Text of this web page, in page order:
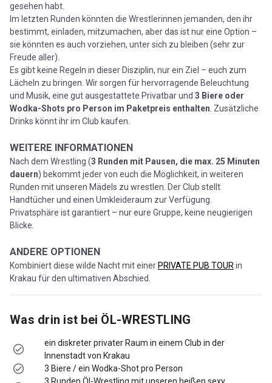
gesehen habt.
Im letzten Runden könnten die Wrestlerinnen jemanden, den ihr
bestimmt, einladen, mitzumachen, aber das ist nur eine Option –
sie könnten es auch vorziehen, unter sich zu bleiben (sehr zur
Freude aller).
Es gibt keine Regeln in dieser Disziplin, nur ein Ziel – euch zum
Lächeln zu bringen. Wir sorgen für hervorragende Beleuchtung
und Musik, eine gut ausgestattete Privatbar und 3 Biere oder
Wodka-Shots pro Person im Paketpreis enthalten . Zusätzliche
Drinks könnt ihr im Club kaufen.
WEITERE INFORMATIONEN
Nach dem Wrestling (3 Runden mit Pausen, die max. 25 Minuten
dauern) bekommt jeder von euch die Möglichkeit, in weiteren
Runden mit unseren Mädels zu wrestlen. Der Club stellt
Handtücher und einen Umkleideraum zur Verfügung.
Privatsphäre ist garantiert – nur eure Gruppe, keine neugierigen
Blicke.
ANDERE OPTIONEN
Kombiniert diese wilde Nacht mit einer PRIVATE PUB TOUR in
Krakau für den ultimativen Abschied.
Was drin ist bei ÖL-WRESTLING
ein diskreter privater Raum in einem Club in der
Innenstadt von Krakau
3 Biere / ein Wodka-Shot pro Person
3 Runden Öl-Wrestling mit unseren heißen sexy